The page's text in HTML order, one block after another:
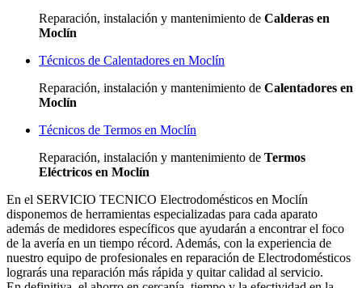
Reparación, instalación y mantenimiento de Calderas en
Moclín
Técnicos de Calentadores en Moclín
Reparación, instalación y mantenimiento de Calentadores en
Moclín
Técnicos de Termos en Moclín
Reparación, instalación y mantenimiento de Termos
Eléctricos en Moclín
En el SERVICIO TECNICO Electrodomésticos en Moclín
disponemos de herramientas especializadas para cada aparato
además de medidores específicos que ayudarán a encontrar el foco
de la avería en un tiempo récord. Además, con la experiencia de
nuestro equipo de profesionales en reparación de Electrodomésticos
lograrás una reparación más rápida y quitar calidad al servicio.